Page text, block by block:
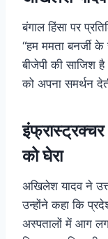
बंगाल हिंसा पर
“हम ममता बनर्जी
बीजेपी की साजिश
को अपना समर्थन
को घेरा
अखिलेश यादव ने
उन्होंने कहा कि
अस्पतालों में आग